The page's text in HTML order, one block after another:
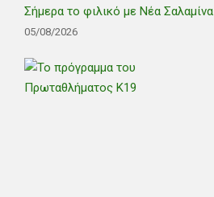
Σήμερα το φιλικό με Νέα Σαλαμίνα
05/08/2026